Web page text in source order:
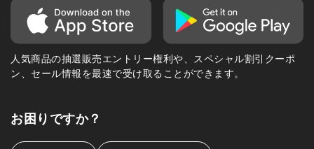
人気商品の抽選販売エントリー権利や、スペシャル割引クーポ
ン、セール情報を最速で受け取ることができます。
お困りですか？